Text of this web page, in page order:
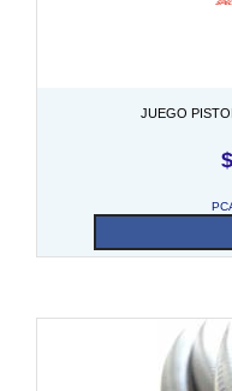
JUEGO
$